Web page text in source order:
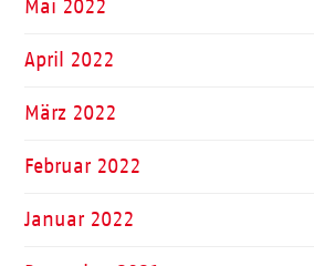
Mai 2022
April 2022
März 2022
Februar 2022
Januar 2022